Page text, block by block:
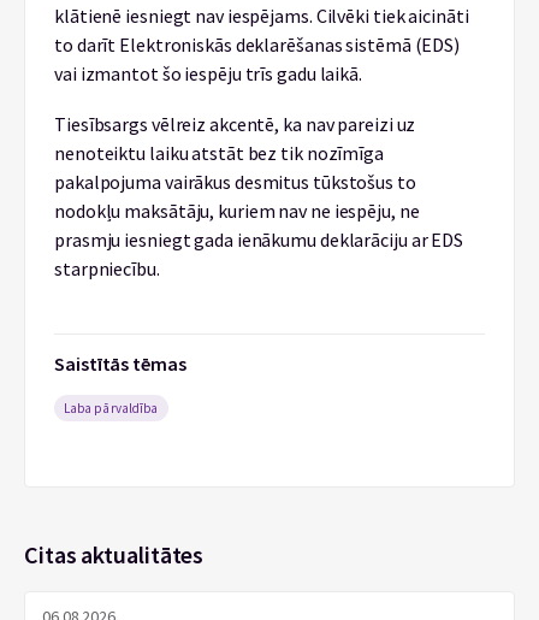
klātienē iesniegt nav iespējams. Cilvēki tiek aicināti
to darīt Elektroniskās deklarēšanas sistēmā (EDS)
vai izmantot šo iespēju trīs gadu laikā.
Tiesībsargs vēlreiz akcentē, ka nav pareizi uz
nenoteiktu laiku atstāt bez tik nozīmīga
pakalpojuma vairākus desmitus tūkstošus to
nodokļu maksātāju, kuriem nav ne iespēju, ne
prasmju iesniegt gada ienākumu deklarāciju ar EDS
starpniecību.
Saistītās tēmas
Laba pārvaldība
Citas aktualitātes